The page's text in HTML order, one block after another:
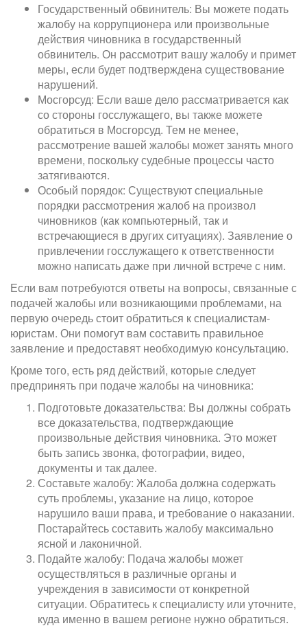
Государственный обвинитель: Вы можете подать
жалобу на коррупционера или произвольные
действия чиновника в государственный
обвинитель. Он рассмотрит вашу жалобу и примет
меры, если будет подтверждена существование
нарушений.
Мосгорсуд: Если ваше дело рассматривается как
со стороны госслужащего, вы также можете
обратиться в Мосгорсуд. Тем не менее,
рассмотрение вашей жалобы может занять много
времени, поскольку судебные процессы часто
затягиваются.
Особый порядок: Существуют специальные
порядки рассмотрения жалоб на произвол
чиновников (как компьютерный, так и
встречающиеся в других ситуациях). Заявление о
привлечении госслужащего к ответственности
можно написать даже при личной встрече с ним.
Если вам потребуются ответы на вопросы, связанные с
подачей жалобы или возникающими проблемами, на
первую очередь стоит обратиться к специалистам-
юристам. Они помогут вам составить правильное
заявление и предоставят необходимую консультацию.
Кроме того, есть ряд действий, которые следует
предпринять при подаче жалобы на чиновника:
Подготовьте доказательства: Вы должны собрать
все доказательства, подтверждающие
произвольные действия чиновника. Это может
быть запись звонка, фотографии, видео,
документы и так далее.
Составьте жалобу: Жалоба должна содержать
суть проблемы, указание на лицо, которое
нарушило ваши права, и требование о наказании.
Постарайтесь составить жалобу максимально
ясной и лаконичной.
Подайте жалобу: Подача жалобы может
осуществляться в различные органы и
учреждения в зависимости от конкретной
ситуации. Обратитесь к специалисту или уточните,
куда именно в вашем регионе нужно обратиться.